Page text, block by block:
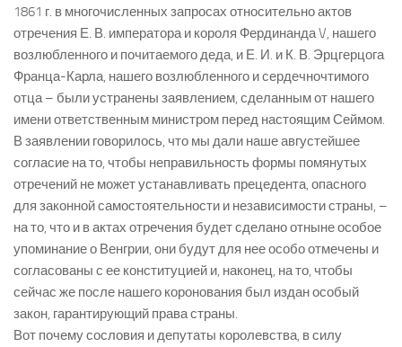
1861 г. в многочисленных запросах относительно актов
отречения Е. В. императора и короля Фердинанда V, нашего
возлюбленного и почитаемого деда, и Е. И. и К. В. Эрцгерцога
Франца-Карла, нашего возлюбленного и сердечночтимого
отца – были устранены заявлением, сделанным от нашего
имени ответственным министром перед настоящим Сеймом.
В заявлении говорилось, что мы дали наше августейшее
согласие на то, чтобы неправильность формы помянутых
отречений не может устанавливать прецедента, опасного
для законной самостоятельности и независимости страны, –
на то, что и в актах отречения будет сделано отныне особое
упоминание о Венгрии, они будут для нее особо отмечены и
согласованы с ее конституцией и, наконец, на то, чтобы
сейчас же после нашего коронования был издан особый
закон, гарантирующий права страны.
Вот почему сословия и депутаты королевства, в силу